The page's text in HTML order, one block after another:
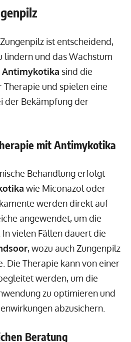
ist entscheidend,
lindern und das Wachstum
Antimykotika sind die
Therapie und spielen eine
der Bekämpfung der
mit Antimykotika
Behandlung erfolgt
wie Miconazol oder
werden direkt auf
angewendet, um die
vielen Fällen dauert die
, wozu auch Zungenpilz
Die Therapie kann von einer
werden, um die
zu optimieren und
abzusichern.
Beratung